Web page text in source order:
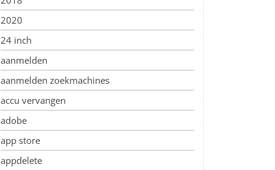
2020
24 inch
aanmelden
aanmelden zoekmachines
accu vervangen
adobe
app store
appdelete